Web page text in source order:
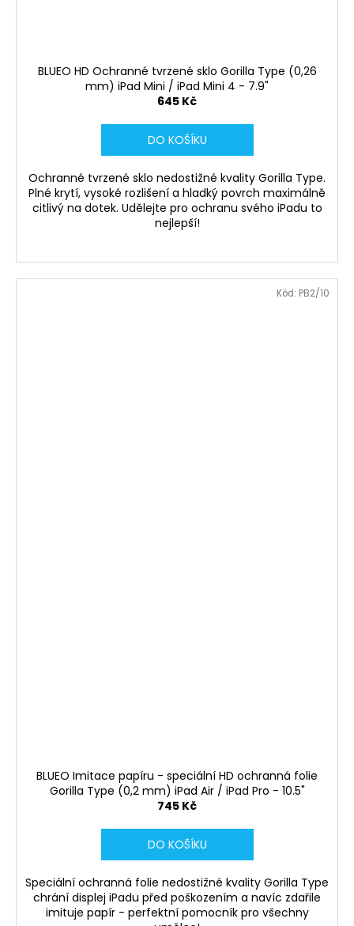
BLUEO HD Ochranné tvrzené sklo Gorilla Type (0,26
mm) iPad Mini / iPad Mini 4 - 7.9"
645 Kč
DO KOŠÍKU
Ochranné tvrzené sklo nedostižné kvality Gorilla Type.
Plné krytí, vysoké rozlišení a hladký povrch maximálně
citlivý na dotek. Udělejte pro ochranu svého iPadu to
nejlepší!
BLUEO Imitace papíru - speciální HD ochranná folie
Gorilla Type (0,2 mm) iPad Air / iPad Pro - 10.5"
745 Kč
DO KOŠÍKU
Speciální ochranná folie nedostižné kvality Gorilla Type
chrání displej iPadu před poškozením a navíc zdařile
imituje papír - perfektní pomocník pro všechny
Kód: PB2/10